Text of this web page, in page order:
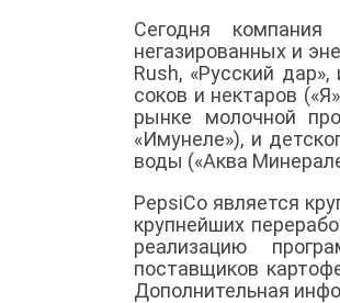
Сегодня
негазированных и
Rush, «Русский
соков и нектаров
рынке молочной
«Имунеле»), и
воды («Аква
PepsiCo является
крупнейших
реализацию
поставщиков
Дополнительная